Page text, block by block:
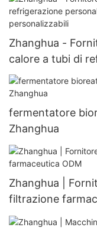
di essiccazione a
Zhanghua -
calore a tubi di
scambiatori di
fermentatore
Zhanghua
Zhanghua |
filtrazione